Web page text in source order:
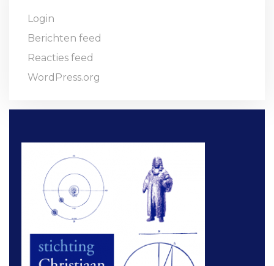
Login
Berichten feed
Reacties feed
WordPress.org